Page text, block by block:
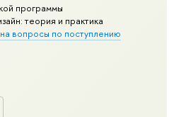
программы
теория и практика
вопросы по поступлению